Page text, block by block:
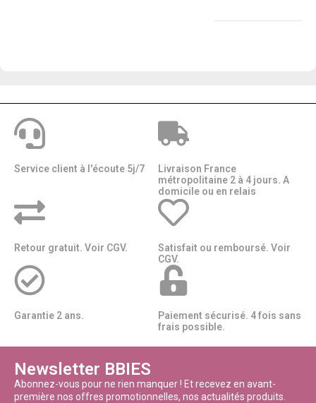
Service client à l'écoute 5j/7
Livraison France
métropolitaine 2 à 4 jours. A
domicile ou en relais​​
Retour gratuit. Voir CGV.
Satisfait ou remboursé. Voir
CGV.
Garantie 2 ans.
Paiement sécurisé. 4 fois sans
frais possible.
Newsletter BBIES
Abonnez-vous pour ne rien manquer ! Et recevez en avant-
première nos offres promotionnelles, nos actualités produits.